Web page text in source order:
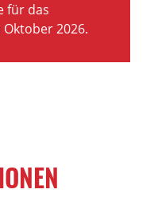
für das
2026.